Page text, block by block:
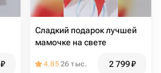
₽
Сладкий подарок лучшей
мамочке на свете
4.8526 тыс. 2 799₽